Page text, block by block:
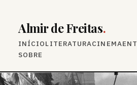
Almir de Freitas.
INÍCIOLITERATURACINEMA
SOBRE